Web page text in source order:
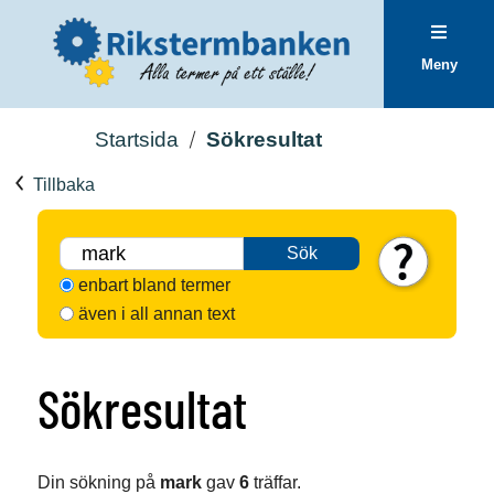
Meny
Startsida Sökresultat
Tillbaka
Sök
enbart bland termer
även i all annan text
Sökresultat
Din sökning på markgav 6träffar.